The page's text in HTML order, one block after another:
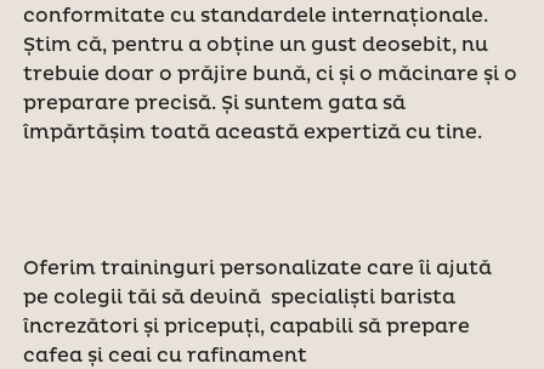
conformitate cu standardele internaționale.
Știm că, pentru a obține un gust deosebit, nu
trebuie doar o prăjire bună, ci și o măcinare și o
preparare precisă. Și suntem gata să
împărtășim toată această expertiză cu tine.
Oferim traininguri personalizate care îi ajută
pe colegii tăi să devină specialiști barista
încrezători și pricepuți, capabili să prepare
cafea și ceai cu rafinament